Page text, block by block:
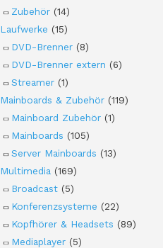
Zubehör (14)
Laufwerke (15)
DVD-Brenner (8)
DVD-Brenner extern (6)
Streamer (1)
Mainboards & Zubehör (119)
Mainboard Zubehör (1)
Mainboards (105)
Server Mainboards (13)
Multimedia (169)
Broadcast (5)
Konferenzsysteme (22)
Kopfhörer & Headsets (89)
Mediaplayer (5)